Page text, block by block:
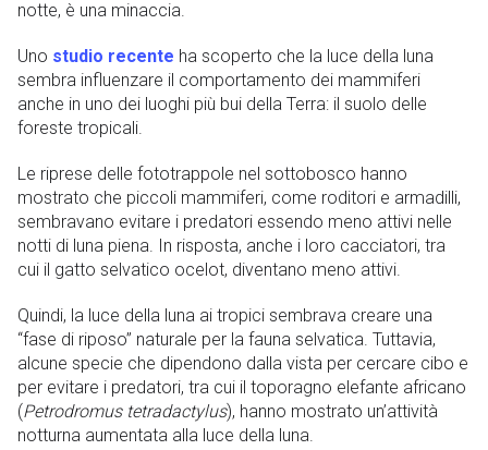
notte, è una minaccia.
Uno studio recente ha scoperto che la luce della luna
sembra influenzare il comportamento dei mammiferi
anche in uno dei luoghi più bui della Terra: il suolo delle
foreste tropicali.
Le riprese delle fototrappole nel sottobosco hanno
mostrato che piccoli mammiferi, come roditori e armadilli,
sembravano evitare i predatori essendo meno attivi nelle
notti di luna piena. In risposta, anche i loro cacciatori, tra
cui il gatto selvatico ocelot, diventano meno attivi.
Quindi, la luce della luna ai tropici sembrava creare una
“fase di riposo” naturale per la fauna selvatica. Tuttavia,
alcune specie che dipendono dalla vista per cercare cibo e
per evitare i predatori, tra cui il toporagno elefante africano
(Petrodromus tetradactylus), hanno mostrato un’attività
notturna aumentata alla luce della luna.